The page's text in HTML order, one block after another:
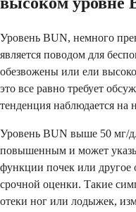
Уровень BUN, немного
является поводом для
обезвожены или ели
это все равно требует
тенденция наблюдается на
Уровень BUN выше 50 мг/
повышенным и может
функции почек или другое
срочной оценки. Такие
отеки ног или лодыжек,